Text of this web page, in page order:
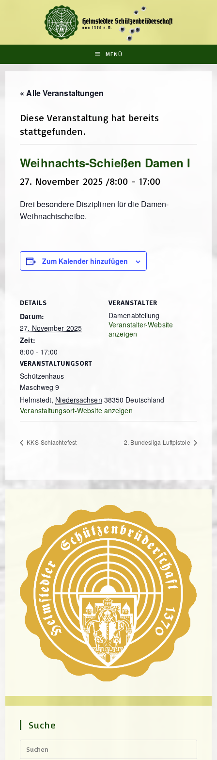
MENÜ
« Alle Veranstaltungen
Diese Veranstaltung hat bereits
stattgefunden.
Weihnachts-Schießen Damen I
27. November 2025 /8:00 - 17:00
Drei besondere Disziplinen für die Damen-
Weihnachtscheibe.
Zum Kalender hinzufügen
DETAILS
Datum:
27. November 2025
Zeit:
8:00 - 17:00
VERANSTALTUNGSORT
Schützenhaus
Maschweg 9
Helmstedt, Niedersachsen 38350 Deutschland
Veranstaltungsort-Website anzeigen
VERANSTALTER
Damenabteilung
Veranstalter-Website
anzeigen
KKS-Schlachtefest 2. Bundesliga Luftpistole
Suche